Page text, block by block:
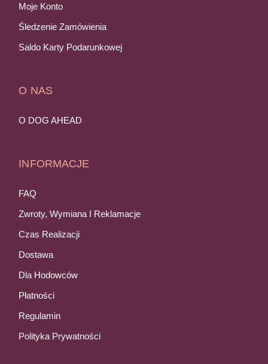
Moje Konto
Śledzenie Zamówienia
Saldo Karty Podarunkowej
O NAS
O DOG AHEAD
INFORMACJE
FAQ
Zwroty, Wymiana I Reklamacje
Czas Realizacji
Dostawa
Dla Hodowców
Płatności
Regulamin
Polityka Prywatności